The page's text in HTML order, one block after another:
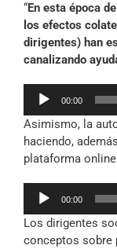
“En esta época
los efectos
dirigentes) han
canalizando
Reproductor
audio
00:00
Asimismo, la
haciendo,
plataforma
Reproductor
audio
00:00
Los dirigentes
conceptos sobre